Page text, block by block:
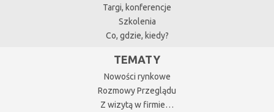
Targi, konferencje
Szkolenia
Co, gdzie, kiedy?
TEMATY
Nowości rynkowe
Rozmowy Przeglądu
Z wizytą w firmie…